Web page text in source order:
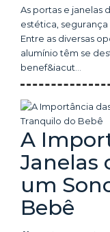
As portas e janelas
estética,
Entre as diversas
alumínio têm se
benef&iacut...
A
Janelas
um
Bebê